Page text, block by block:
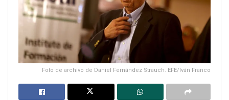
Foto de archivo de Daniel Fernández Strauch. EFE/Iván Franco